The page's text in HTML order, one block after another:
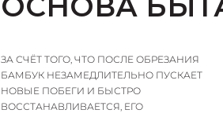
ЗА СЧЁТ ТОГО, ЧТО ПОСЛЕ ОБРЕЗАНИЯ
БАМБУК НЕЗАМЕДЛИТЕЛЬНО ПУСКАЕТ
НОВЫЕ ПОБЕГИ И БЫСТРО
ВОССТАНАВЛИВАЕТСЯ, ЕГО